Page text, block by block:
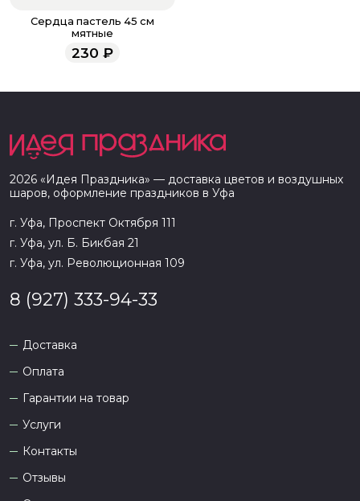
Сердца пастель 45 см
мятные
230 ₽
2026 «Идея Праздника» — доставка цветов и воздушных
шаров, оформление праздников в Уфа
г. Уфа, Проспект Октября 111
г. Уфа, ул. Б. Бикбая 21
г. Уфа, ул. Революционная 109
8 (927) 333-94-33
Доставка
Оплата
Гарантии на товар
Услуги
Контакты
Отзывы